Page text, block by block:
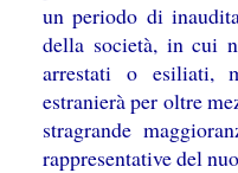
un periodo di
della società, in cui
arrestati o esiliati,
estranierà per oltre
stragrande
rappresentative del